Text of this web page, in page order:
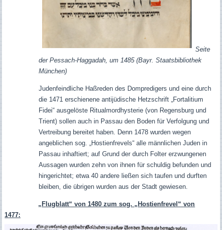
Seite
der Pessach-Haggadah, um 1485 (Bayr. Staatsbibliothek
München)
Judenfeindliche Haßreden des Dompredigers und eine durch
die 1471 erschienene antijüdische Hetzschrift „Fortalitium
Fidei“ ausgelöste Ritualmordhysterie (von Regensburg und
Trient) sollen auch in Passau den Boden für Verfolgung und
Vertreibung bereitet haben. Denn 1478 wurden wegen
angeblichen sog. „Hostienfrevels“ alle männlichen Juden in
Passau inhaftiert; auf Grund der durch Folter erzwungenen
Aussagen wurden zehn von ihnen für schuldig befunden und
hingerichtet; etwa 40 andere ließen sich taufen und durften
bleiben, die übrigen wurden aus der Stadt gewiesen.
„Flugblatt“ von 1480 zum sog. „Hostienfrevel“ von
1477: